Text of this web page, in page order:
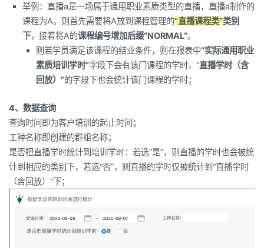
举例：直播a是一场属于通用职业素质类型的直播，直播a制作的
课程为A。则首先需要将A放到课程管理的“直播课程类”类别
下，接着将A的课程编号增加后缀“NORMAL”。
则若学员满足该课程的结业条件，则在报表中“实际通用职业
素质培训学时”字段下会有该门课程的学时，“直播学时（含
回放）”的字段下也会统计该门课程的学时；
4、数据查询
查询时间即为客户培训的起止时间；
工种名称即创建的群组名称；
是否把直播学时统计到培训学时：若选“是”，则直播的学时也会被统
计到相应的类别下，若选“否”，则直播的学时仅被统计到“直播学时
（含回放）”下；